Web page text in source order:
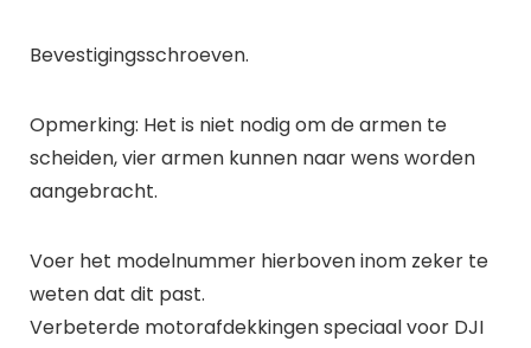
Bevestigingsschroeven.
Opmerking: Het is niet nodig om de armen te
scheiden, vier armen kunnen naar wens worden
aangebracht.
Voer het modelnummer hierboven inom zeker te
weten dat dit past.
Verbeterde motorafdekkingen speciaal voor DJI